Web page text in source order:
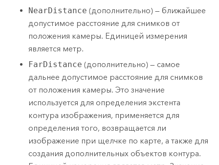
NearDistance (дополнительно) — ближайшее
допустимое расстояние для снимков от
положения камеры. Единицей измерения
является метр.
FarDistance (дополнительно) — самое
дальнее допустимое расстояние для снимков
от положения камеры. Это значение
используется для определения экстента
контура изображения, применяется для
определения того, возвращается ли
изображение при щелчке по карте, а также для
создания дополнительных объектов контура.